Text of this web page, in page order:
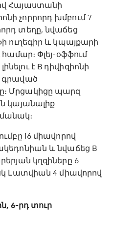
Հայաստանի
չորրորդ խմբում 7
տեղը, նվաճեց
ուղեգիր և կպայքարի
համար։ Փլեյ-օֆֆում
է B դիվիզիոնի
գրաված
Մրցակիցը պարզ
կայանալիք
16 միավորով
և նվաճեց B
կղզիները 6
Լատվիան 4 միավորով
6-րդ տուր